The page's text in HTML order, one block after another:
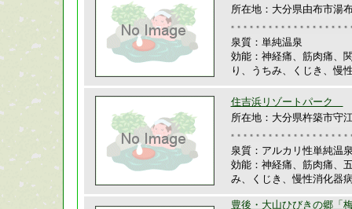
所在地：大分県由布市湯
泉質：単純温泉
効能：神経痛、筋肉痛、
り、うちみ、くじき、慢
住吉浜リゾートパーク
所在地：大分県杵築市守
泉質：アルカリ性単純温
効能：神経痛、筋肉痛、
み、くじき、慢性消化器
豊後・大山ひびきの郷「